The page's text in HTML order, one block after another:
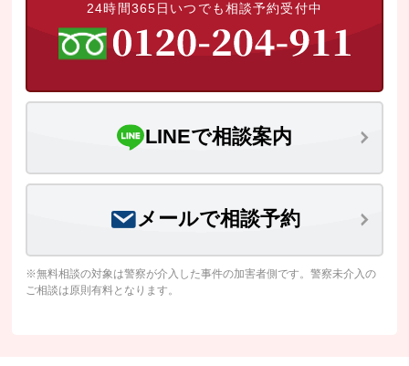
24時間365日いつでも相談予約受付中
LINEで相談案内
メールで相談予約
※無料相談の対象は警察が介入した事件の加害者側です。警察未介入の
ご相談は原則有料となります。